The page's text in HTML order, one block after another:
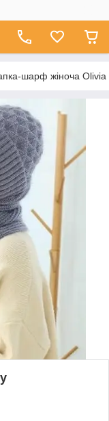
шарф жіноча Olivia